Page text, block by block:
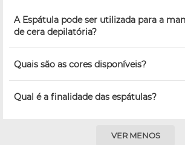
A Espátula pode ser utilizada para a
de cera depilatória?
Quais são as cores disponíveis?
Qual é a finalidade das espátulas?
VER MENOS